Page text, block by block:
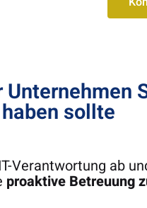
sind. Mit uns an Ihrer
sollte
Verantwortung ab
proaktive Betreuung